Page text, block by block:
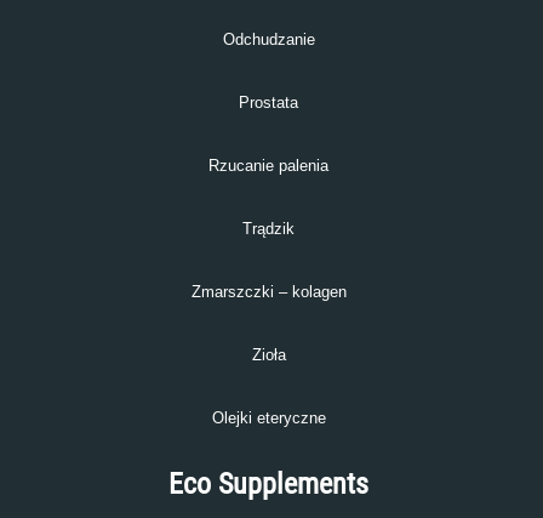
Odchudzanie
Prostata
Rzucanie palenia
Trądzik
Zmarszczki – kolagen
Zioła
Olejki eteryczne
Eco Supplements